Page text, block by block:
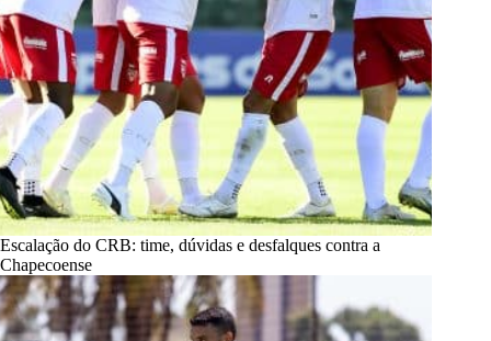
Escalação do CRB: time, dúvidas e desfalques contra a
Chapecoense